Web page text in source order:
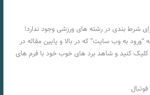
شرط بندی در رشته های ورزشی وجود ندارد!
“ورود به وب سایت” که در بالا و پایین مقاله در
کلیک کنید و شاهد برد های خوب خود با فرم های